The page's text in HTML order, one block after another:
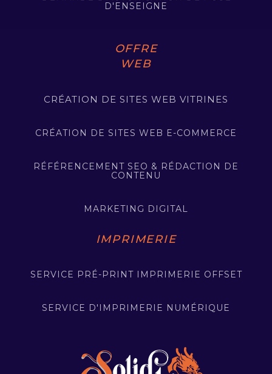
OFFRE
WEB
CRÉATION DE SITES WEB VITRINES
CRÉATION DE SITES WEB E-COMMERCE
RÉFÉRENCEMENT SEO & RÉDACTION DE
CONTENU
MARKETING DIGITAL
IMPRIMERIE
SERVICE PRÉ-PRINT IMPRIMERIE OFFSET
SERVICE D'IMPRIMERIE NUMÉRIQUE
D'ENSEIGNE